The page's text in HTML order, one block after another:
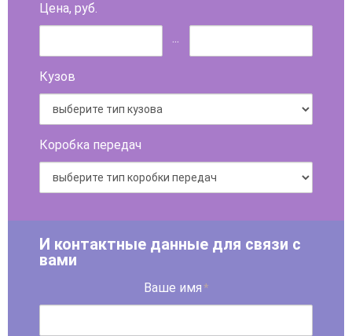
Цена, руб.
...
Кузов
Коробка передач
И контактные данные для связи с
вами
Ваше имя *